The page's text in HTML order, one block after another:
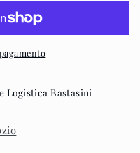
Logistica Bastasini